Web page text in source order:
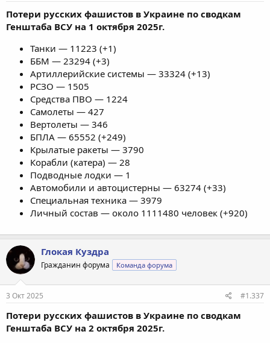
Потери русских фашистов в Украине по сводкам
Генштаба ВСУ на 1 октября 2025г.
Танки — 11223 (+1)
ББМ — 23294 (+3)
Артиллерийские системы — 33324 (+13)
РСЗО — 1505
Средства ПВО — 1224
Самолеты — 427
Вертолеты — 346
БПЛА — 65552 (+249)
Крылатые ракеты — 3790
Корабли (катера) — 28
Подводные лодки — 1
Автомобили и автоцистерны — 63274 (+33)
Специальная техника — 3979
Личный состав — около 1111480 человек (+920)
Глокая Куздра
Гражданин форума Команда форума
3 Окт 2025 #1.337
Потери русских фашистов в Украине по сводкам
Генштаба ВСУ на 2 октября 2025г.